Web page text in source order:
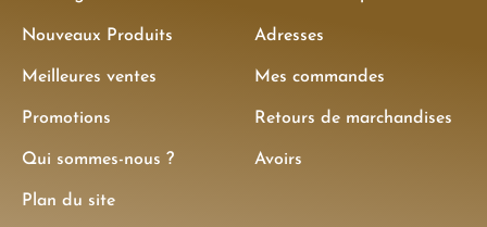
Nouveaux Produits
Meilleures ventes
Promotions
Qui sommes-nous ?
Plan du site
Adresses
Mes commandes
Retours de marchandises
Avoirs